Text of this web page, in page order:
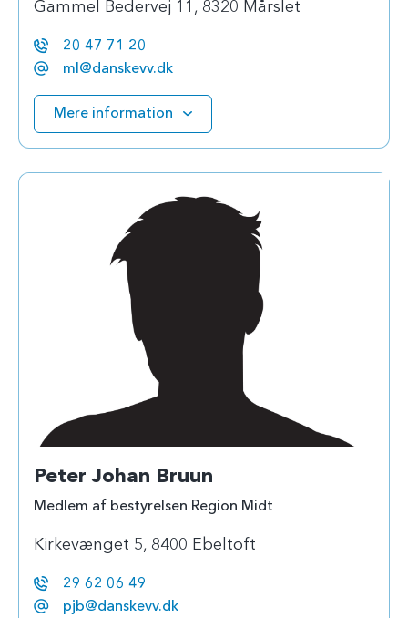
Gammel Bedervej 11, 8320 Mårslet
20 47 71 20
ml@danskevv.dk
Mere information
Peter Johan Bruun
Medlem af bestyrelsen Region Midt
Kirkevænget 5, 8400 Ebeltoft
29 62 06 49
pjb@danskevv.dk